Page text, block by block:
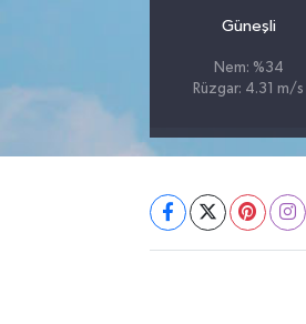
Güneşli
Nem: %34
Rüzgar: 4.31 m/s